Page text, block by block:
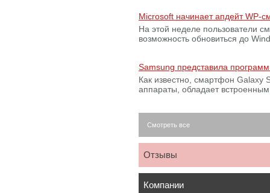
Microsoft начинает апдейт WP-
На этой неделе пользователи
возможность обновиться до
Samsung представила
Как известно, смартфон Galaxy
аппараты, обладает
Смотреть все
Отзывы
Компании